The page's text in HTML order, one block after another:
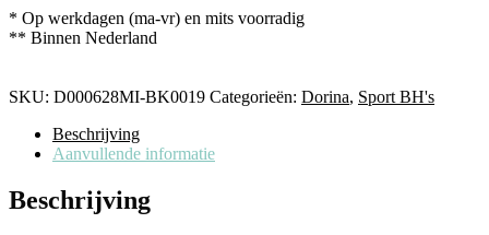
* Op werkdagen (ma-vr) en mits voorradig
** Binnen Nederland
SKU: D000628MI-BK0019 Categorieën: Dorina, Sport BH's
Beschrijving
Aanvullende informatie
Beschrijving